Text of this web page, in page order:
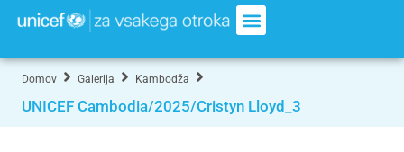
Domov Galerija Kambodža
UNICEF Cambodia/2025/Cristyn Lloyd_3